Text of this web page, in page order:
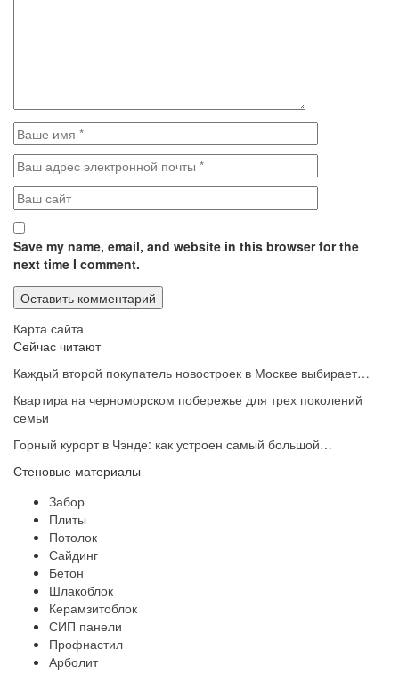
Save my name, email, and website in this browser for the
next time I comment.
Карта сайта
Сейчас читают
Каждый второй покупатель новостроек в Москве выбирает…
Квартира на черноморском побережье для трех поколений
семьи
Горный курорт в Чэнде: как устроен самый большой…
Стеновые материалы
Забор
Плиты
Потолок
Сайдинг
Бетон
Шлакоблок
Керамзитоблок
СИП панели
Профнастил
Арболит